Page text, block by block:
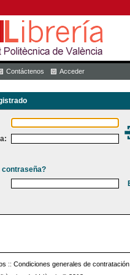
Contáctenos Acceder
contraseña?
:: Condiciones generales de contratación